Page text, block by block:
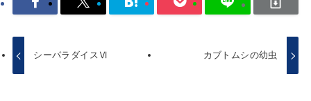
シーパラダイスⅥ カブトムシの幼虫